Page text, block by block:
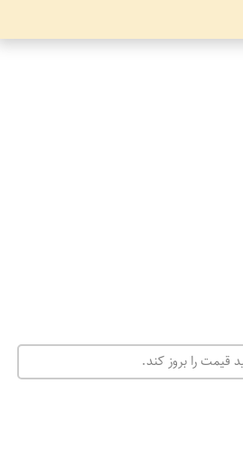
قیمت را بروز کند.